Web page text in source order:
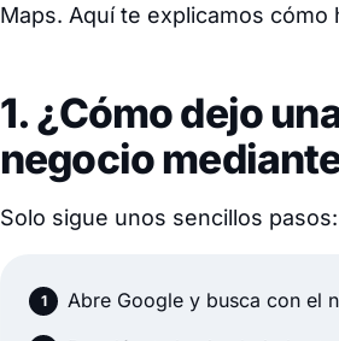
Maps. Aquí te explicamos cómo
1. ¿Cómo dejo
negocio
Solo sigue unos sencillos pasos:
Abre Google y busca con el